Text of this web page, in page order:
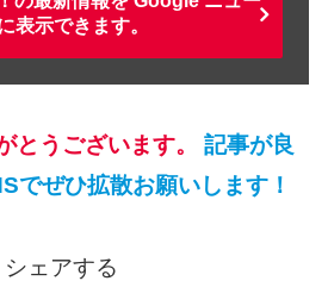
表示できます。
とうございます。
記事が良
でぜひ拡散お願いします！
シェアする